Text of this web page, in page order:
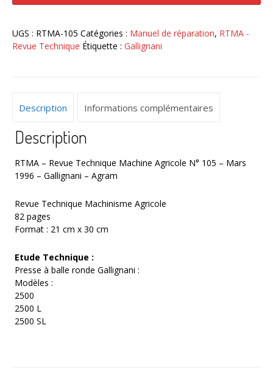
–
Technique
Machine
Mars
–
Gallignani
Agram
UGS : RTMA-105 Catégories : Manuel de réparation, RTMA -
Revue Technique Étiquette : Gallignani
Description Informations complémentaires
Description
RTMA – Revue Technique Machine Agricole N° 105 – Mars
1996 – Gallignani – Agram
Revue Technique Machinisme Agricole
82 pages
Format : 21 cm x 30 cm
Etude Technique :
Presse à balle ronde Gallignani :
Modèles :
2500
2500 L
2500 SL